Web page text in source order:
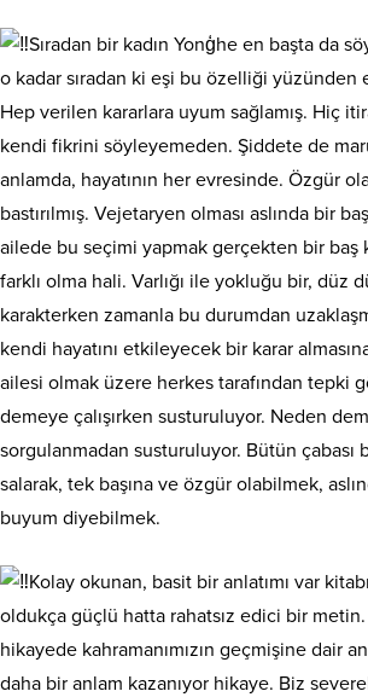
Sıradan bir kadın Yonģhe en başta da
o kadar sıradan ki eşi bu özelliği yüzünden
Hep verilen kararlara uyum sağlamış. Hiç
kendi fikrini söyleyemeden. Şiddete de
anlamda, hayatının her evresinde. Özgür
bastırılmış. Vejetaryen olması aslında bir
ailede bu seçimi yapmak gerçekten bir baş
farklı olma hali. Varlığı ile yokluğu bir, düz
karakterken zamanla bu durumdan
kendi hayatını etkileyecek bir karar
ailesi olmak üzere herkes tarafından tepki
demeye çalışırken susturuluyor. Neden
sorgulanmadan susturuluyor. Bütün çabası
salarak, tek başına ve özgür olabilmek,
buyum diyebilmek.
Kolay okunan, basit bir anlatımı var
oldukça güçlü hatta rahatsız edici bir
hikayede kahramanımızın geçmişine dair
daha bir anlam kazanıyor hikaye. Biz